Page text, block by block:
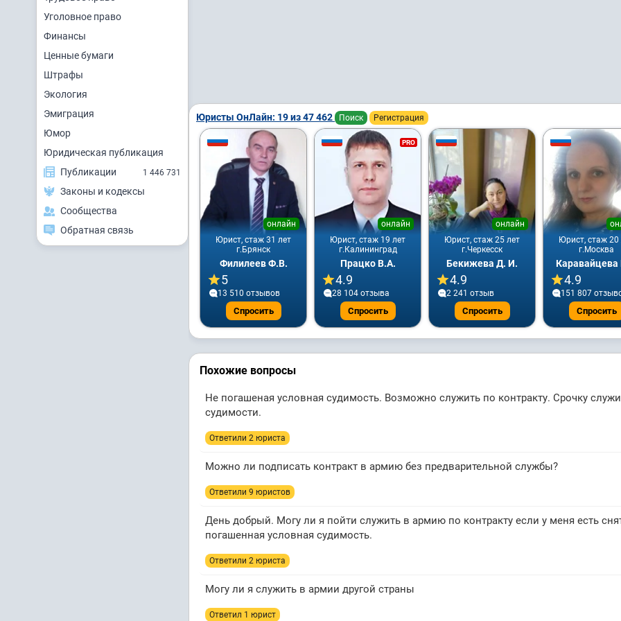
Уголовное право
Финансы
Ценные бумаги
Штрафы
Экология
Эмиграция
Юмор
Юридическая публикация
Публикации
1 446 731
Законы и кодексы
Сообщества
Обратная связь
Юристы ОнЛайн: 19 из 47 462 Поиск Регистрация
Юрист, стаж 31 лет
онлайн
г.Брянск
Филилеев Ф.В.
5
13 510 отзывов
Спросить
PRO
Юрист, стаж 19 лет
онлайн
г.Калининград
Працко В.А.
4.9
28 104 отзывa
Спросить
Юрист, стаж 25 лет
онлайн
г.Черкесск
Бекижева Д. И.
4.9
2 241 отзыв
Спросить
Юрист, стаж 20
г.Москва
Каравайцева
4.9
151 807
Спросить
Похожие вопросы
Не погашеная условная судимость. Возможно служить по контракту. Срочку
судимости.
Ответили 2 юристa
Можно ли подписать контракт в армию без предварительной службы?
Ответили 9 юристов
День добрый. Могу ли я пойти служить в армию по контракту если у меня есть
погашенная условная судимость.
Ответили 2 юристa
Могу ли я служить в армии другой страны
Ответил 1 юрист